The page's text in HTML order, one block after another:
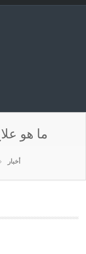
ما هو
أخبار